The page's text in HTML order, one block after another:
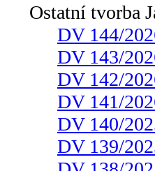
Ostatní tvorba
DV 144/
DV 143/
DV 142/
DV 141/
DV 140/
DV 139/